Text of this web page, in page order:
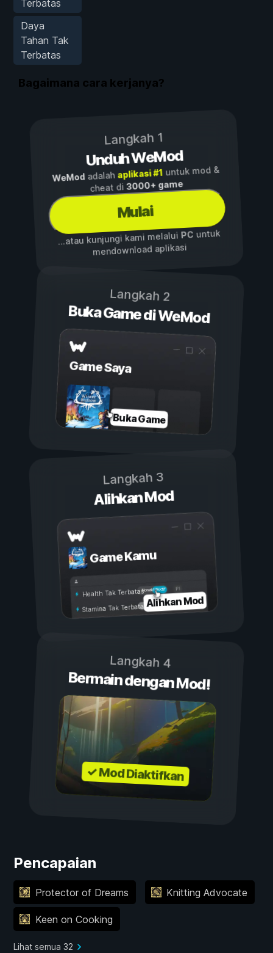
Terbatas
Daya
Tahan Tak
Terbatas
Bagaimana cara kerjanya?
Langkah 1
Unduh WeMod
WeModadalah aplikasi #1untuk mod &
cheat di3000+ game
Mulai
...atau kunjungi kami melalui PCuntuk
mendownload aplikasi
Langkah 2
Buka Game di WeMod
Game Saya
Buka Game
Langkah 3
Alihkan Mod
Game Kamu
Aktif
Nonaktif
Health Tak Terbatas
Stamina Tak TerbatasAlihkan Mod
Langkah 4
Bermain dengan Mod!
✓ Mod Diaktifkan
Pencapaian
Protector of Dreams Knitting Advocate
Keen on Cooking
Lihat semua 32